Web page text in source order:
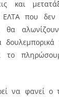
και
ΕΛΤΑ που
θα
δουλεμπορικά
το
να φανεί ο